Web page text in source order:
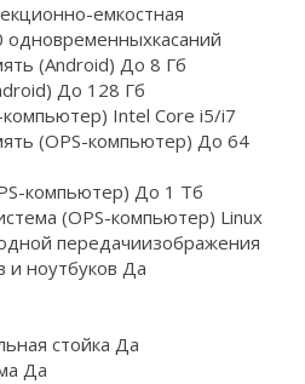
емкостная
одновременныхкасаний
(Android) До 8 Гб
До 128 Гб
Intel Core i5/i7
(OPS-компьютер) До 64
компьютер) До 1 Тб
(OPS-компьютер) Linux
передачиизображения
и ноутбуков Да
стойка Да
Да